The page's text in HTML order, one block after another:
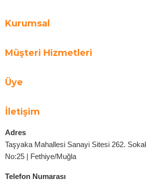
Kurumsal
Müşteri Hizmetleri
Üye
İletişim
Adres
Taşyaka Mahallesi Sanayi Sitesi 262.
No:25 | Fethiye/Muğla
Telefon Numarası